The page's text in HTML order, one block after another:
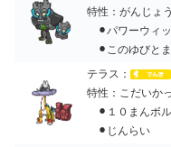
特性：がんじょう
⚫︎パワーウィ
⚫︎このゆびと
テラス：
特性：こだいか
⚫︎１０まんボ
⚫︎じんらい